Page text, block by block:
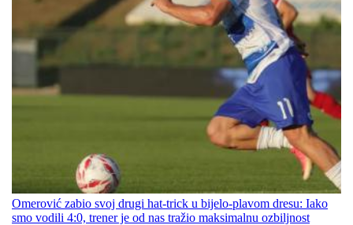
Omerović zabio svoj drugi hat-trick u bijelo-plavom dresu: Iako
smo vodili 4:0, trener je od nas tražio maksimalnu ozbiljnost